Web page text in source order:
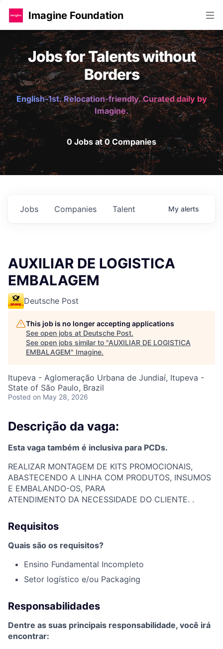
Imagine Foundation
Jobs for Talents without
Borders
English-1st. Relocation-friendly. Curated daily by
Imagine.
0 Jobs at 0 Companies
Jobs Companies Talent My alerts
AUXILIAR DE LOGISTICA
EMBALAGEM
Deutsche Post
This job is no longer accepting applications
See open jobs at Deutsche Post.
See open jobs similar to "AUXILIAR DE LOGISTICA
EMBALAGEM" Imagine.
Itupeva - Aglomeração Urbana de Jundiaí, Itupeva -
State of São Paulo, Brazil
Posted on May 28, 2026
Descrição da vaga:
Esta vaga também é inclusiva para PCDs.
REALIZAR MONTAGEM DE KITS PROMOCIONAIS,
ABASTECENDO A LINHA COM PRODUTOS, INSUMOS
E EMBALANDO-OS, PARA
ATENDIMENTO DA NECESSIDADE DO CLIENTE. .
Requisitos
Quais são os requisitos?
Ensino Fundamental Incompleto
Setor logístico e/ou Packaging
Responsabilidades
Dentre as suas principais responsabilidade, você irá
encontrar: